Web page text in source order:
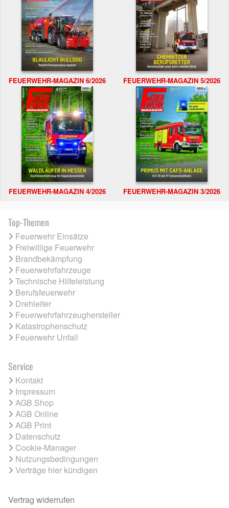
FEUERWEHR-MAGAZIN 6/2026 FEUERWEHR-MAGAZIN 5/2026
FEUERWEHR-MAGAZIN 4/2026 FEUERWEHR-MAGAZIN 3/2026
Top-Themen
Feuerwehr Einsätze
Freiwillige Feuerwehr
Brandbekämpfung
Feuerwehrfahrzeuge
Technische Hilfeleistung
Berufsfeuerwehr
Drehleiter
Feuerwehrfahrzeughersteller
Katastrophenschutz
Feuerwehr Unfall
Service
Kontakt
Impressum
AGB Shop
AGB Online
AGB Print
Datenschutz
Cookie-Manager
Nutzungsbedingungen
Verträge hier kündigen
Vertrag widerrufen